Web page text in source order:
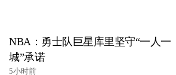
NBA：勇士队巨星库里坚守“一人一
城”承诺
5小时前